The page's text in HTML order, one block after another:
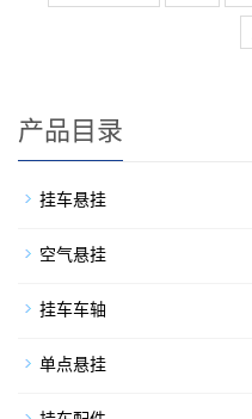
产品目录
挂车悬挂
空气悬挂
挂车车轴
单点悬挂